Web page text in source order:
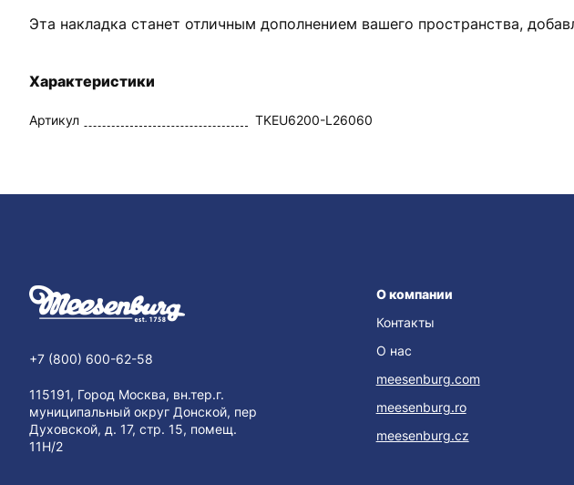
Эта накладка станет отличным дополнением вашего пространства,
Характеристики
Артикул TKEU6200-L26060
+7 (800) 600-62-58
115191, Город Москва, вн.тер.г.
муниципальный округ Донской, пер
Духовской, д. 17, стр. 15, помещ.
11Н/2
О компании
Контакты
О нас
meesenburg.com
meesenburg.ro
meesenburg.cz